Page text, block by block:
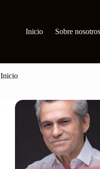
Inicio
Sobre nosotros
Inicio